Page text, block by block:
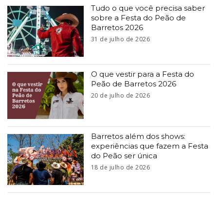
Tudo o que você precisa saber
sobre a Festa do Peão de
Barretos 2026
31 de julho de 2026
O que vestir para a Festa do
Peão de Barretos 2026
20 de julho de 2026
Barretos além dos shows:
experiências que fazem a Festa
do Peão ser única
18 de julho de 2026